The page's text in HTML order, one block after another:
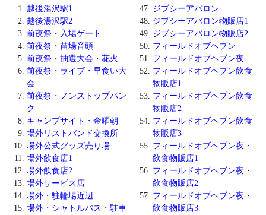
越後湯沢駅1
越後湯沢駅2
前夜祭・入場ゲート
前夜祭・苗場音頭
前夜祭・抽選大会・花火
前夜祭・ライブ・早食い大
会
前夜祭・ノンストップパン
ク
キャンプサイト・金曜朝
場外リストバンド交換所
場外公式グッズ売り場
場外飲食店1
場外飲食店2
場外サービス店
場外・駐輪場近辺
場外・シャトルバス・駐車
ジプシーアバロン
ジプシーアバロン物販店1
ジプシーアバロン物販店2
フィールドオブヘブン
フィールドオブヘブン夜
フィールドオブヘブン飲食
物販店1
フィールドオブヘブン飲食
物販店2
フィールドオブヘブン飲食
物販店3
フィールドオブヘブン夜・
飲食物販店1
フィールドオブヘブン夜・
飲食物販店2
フィールドオブヘブン夜・
飲食物販店3